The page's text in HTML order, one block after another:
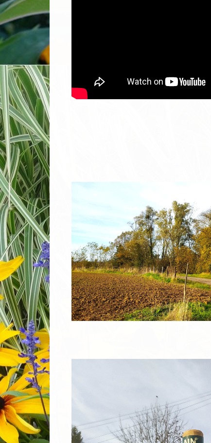
Le lieudit "Le